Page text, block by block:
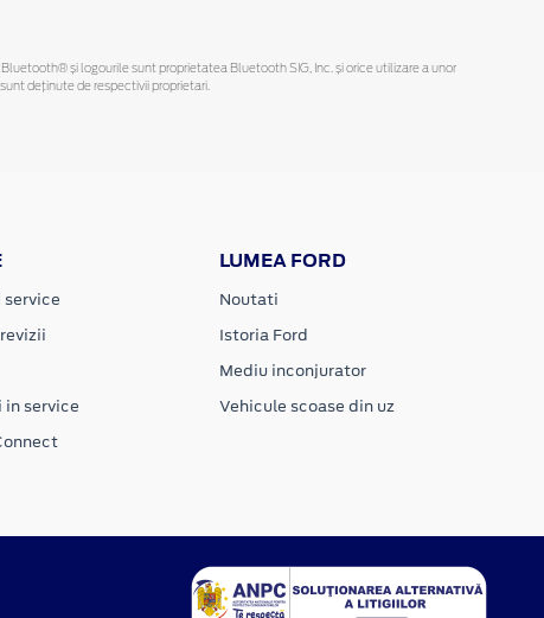
și logourile sunt proprietatea Bluetooth SIG, Inc. și orice utilizare a unor
deținute de respectivii proprietari.
in service
LUMEA FORD
Noutati
Istoria Ford
Mediu inconjurator
Vehicule scoase din uz